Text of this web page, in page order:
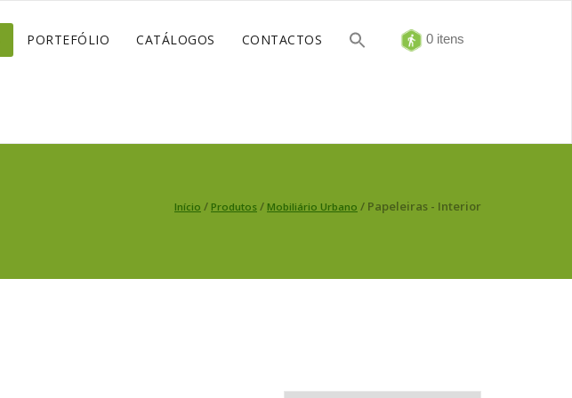
PORTEFÓLIO CATÁLOGOS CONTACTOS 0 itens
Início / Produtos / Mobiliário Urbano / Papeleiras - Interior